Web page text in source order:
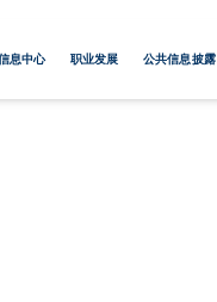
息中心 职业发展 公共信息披露